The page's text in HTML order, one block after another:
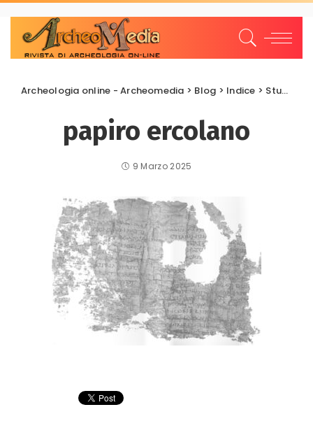
Archeologia online - Archeomedia > Blog > Indice > Studi e Ricerche
papiro ercolano
9 Marzo 2025